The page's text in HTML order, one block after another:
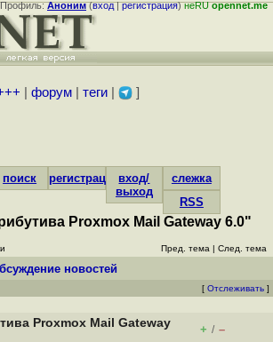
Профиль:Аноним(вход|регистрация)неRUopennet.me
форум| теги| ]
поиск регистрациявход/
выход
слежка
RSS
Proxmox Mail Gateway 6.0"
Пред. тема | След. тема
новостей
[ Отслеживать ]
Proxmox Mail Gateway
+ / –